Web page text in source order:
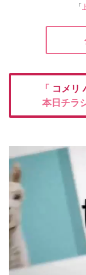
「
「 コメリ
本日チラ